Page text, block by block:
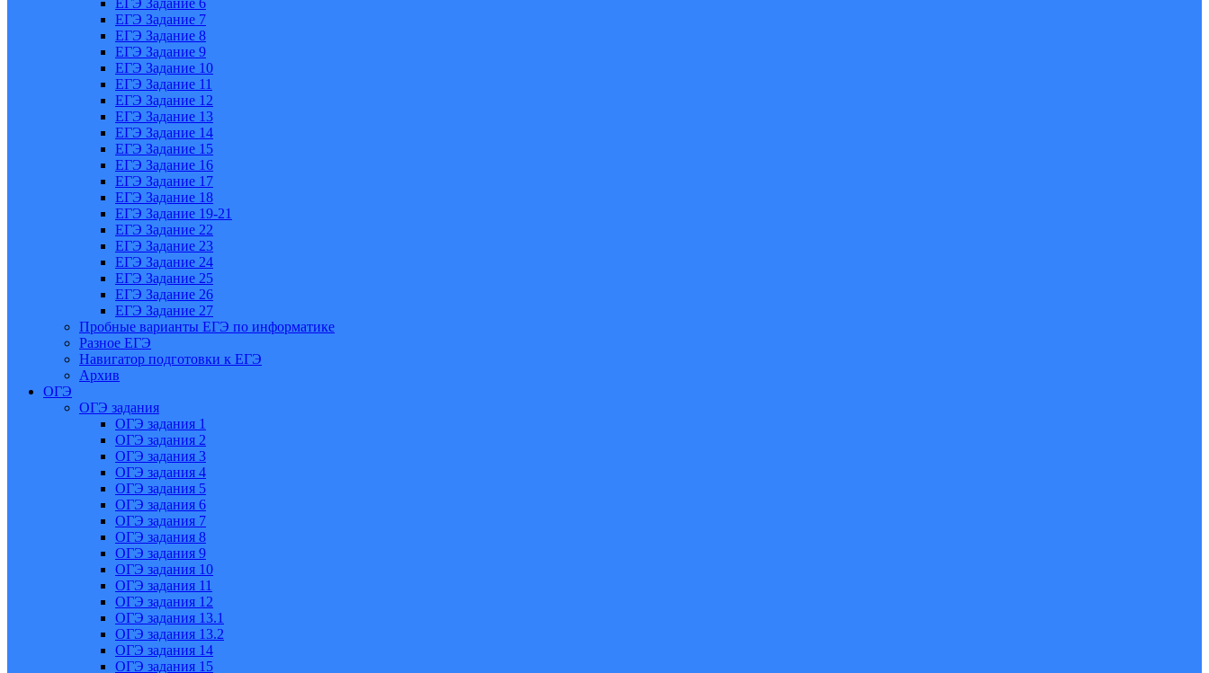
ЕГЭ Задание 6
ЕГЭ Задание 7
ЕГЭ Задание 8
ЕГЭ Задание 9
ЕГЭ Задание 10
ЕГЭ Задание 11
ЕГЭ Задание 12
ЕГЭ Задание 13
ЕГЭ Задание 14
ЕГЭ Задание 15
ЕГЭ Задание 16
ЕГЭ Задание 17
ЕГЭ Задание 18
ЕГЭ Задание 19-21
ЕГЭ Задание 22
ЕГЭ Задание 23
ЕГЭ Задание 24
ЕГЭ Задание 25
ЕГЭ Задание 26
ЕГЭ Задание 27
Пробные варианты ЕГЭ по информатике
Разное ЕГЭ
Навигатор подготовки к ЕГЭ
Архив
ОГЭ
ОГЭ задания
ОГЭ задания 1
ОГЭ задания 2
ОГЭ задания 3
ОГЭ задания 4
ОГЭ задания 5
ОГЭ задания 6
ОГЭ задания 7
ОГЭ задания 8
ОГЭ задания 9
ОГЭ задания 10
ОГЭ задания 11
ОГЭ задания 12
ОГЭ задания 13.1
ОГЭ задания 13.2
ОГЭ задания 14
ОГЭ задания 15